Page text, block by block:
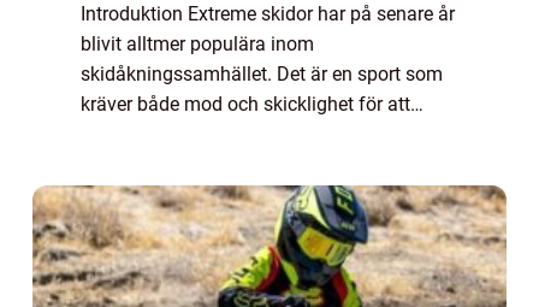
Introduktion Extreme skidor har på senare år
blivit alltmer populära inom
skidåkningssamhället. Det är en sport som
kräver både mod och skicklighet för att
spänn...